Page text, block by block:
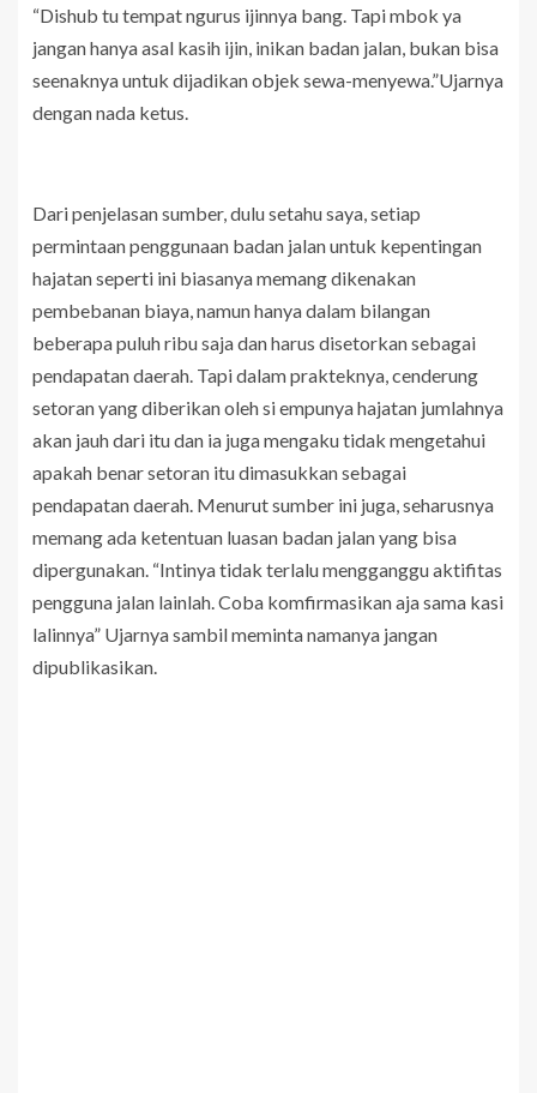
“Dishub tu tempat ngurus ijinnya bang. Tapi mbok ya
jangan hanya asal kasih ijin, inikan badan jalan, bukan bisa
seenaknya untuk dijadikan objek sewa-menyewa.”Ujarnya
dengan nada ketus.
Dari penjelasan sumber, dulu setahu saya, setiap
permintaan penggunaan badan jalan untuk kepentingan
hajatan seperti ini biasanya memang dikenakan
pembebanan biaya, namun hanya dalam bilangan
beberapa puluh ribu saja dan harus disetorkan sebagai
pendapatan daerah. Tapi dalam prakteknya, cenderung
setoran yang diberikan oleh si empunya hajatan jumlahnya
akan jauh dari itu dan ia juga mengaku tidak mengetahui
apakah benar setoran itu dimasukkan sebagai
pendapatan daerah. Menurut sumber ini juga, seharusnya
memang ada ketentuan luasan badan jalan yang bisa
dipergunakan. “Intinya tidak terlalu mengganggu aktifitas
pengguna jalan lainlah. Coba komfirmasikan aja sama kasi
lalinnya” Ujarnya sambil meminta namanya jangan
dipublikasikan.